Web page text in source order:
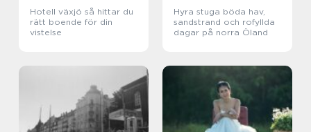
Hotell växjö så hittar du
rätt boende för din
vistelse
Hyra stuga böda hav,
sandstrand och rofyllda
dagar på norra Öland